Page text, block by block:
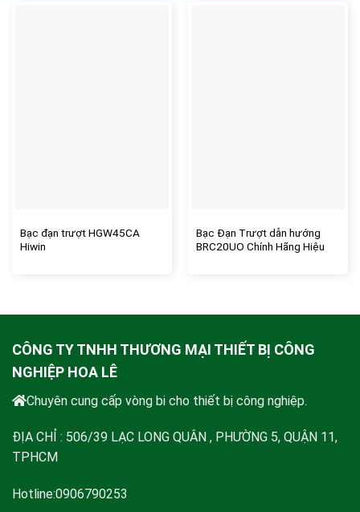
Bạc đạn trượt HGW45CA
Hiwin
Bạc Đạn Trượt dẫn hướng
BRC20UO Chính Hãng Hiệu
CÔNG TY TNHH THƯƠNG MẠI THIẾT BỊ CÔNG
NGHIỆP HOA LÊ
Chuyên cung cấp vòng bi cho thiết bị công nghiệp.
ĐỊA CHỈ : 506/39 LẠC LONG QUÂN , PHƯỜNG 5, QUẬN 11,
TPHCM
Hotline:0906790253